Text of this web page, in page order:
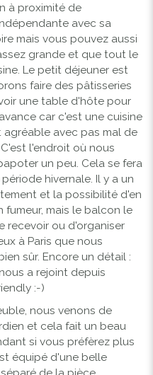
à proximité de
avec sa
mais vous pouvez aussi
grande et que tout le
Le petit déjeuner est
faire des pâtisseries
une table d'hôte pour
car c'est une cuisine
agréable avec pas mal de
l'endroit où nous
un peu. Cela se fera
hivernale. Il y a un
et la possibilité d'en
fumeur, mais le balcon le
recevoir ou d'organiser
à Paris que nous
sûr. Encore un détail :
a rejoint depuis
:-)
nous venons de
et cela fait un beau
si vous préfèrez plus
équipé d'une belle